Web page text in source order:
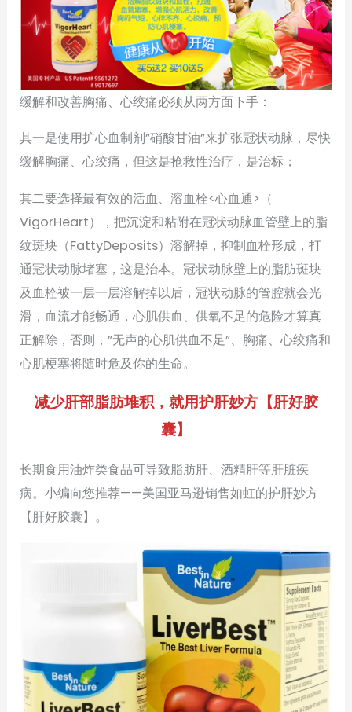
缓解和改善胸痛、心绞痛必须从两方面下手：
其一是使用扩心血制剂”硝酸甘油”来扩张冠状动脉，尽快
缓解胸痛、心绞痛，但这是抢救性治疗，是治标；
其二要选择最有效的活血、溶血栓<心血通>（
VigorHeart），把沉淀和粘附在冠状动脉血管壁上的脂
纹斑块（FattyDeposits）溶解掉，抑制血栓形成，打
通冠状动脉堵塞，这是治本。冠状动脉壁上的脂肪斑块
及血栓被一层一层溶解掉以后，冠状动脉的管腔就会光
滑，血流才能畅通，心肌供血、供氧不足的危险才算真
正解除，否则，”无声的心肌供血不足”、胸痛、心绞痛和
心肌梗塞将随时危及你的生命。
减少肝部脂肪堆积，就用护肝妙方【肝好胶
囊】
长期食用油炸类食品可导致脂肪肝、酒精肝等肝脏疾
病。小编向您推荐——美国亚马逊销售如虹的护肝妙方
【肝好胶囊】。